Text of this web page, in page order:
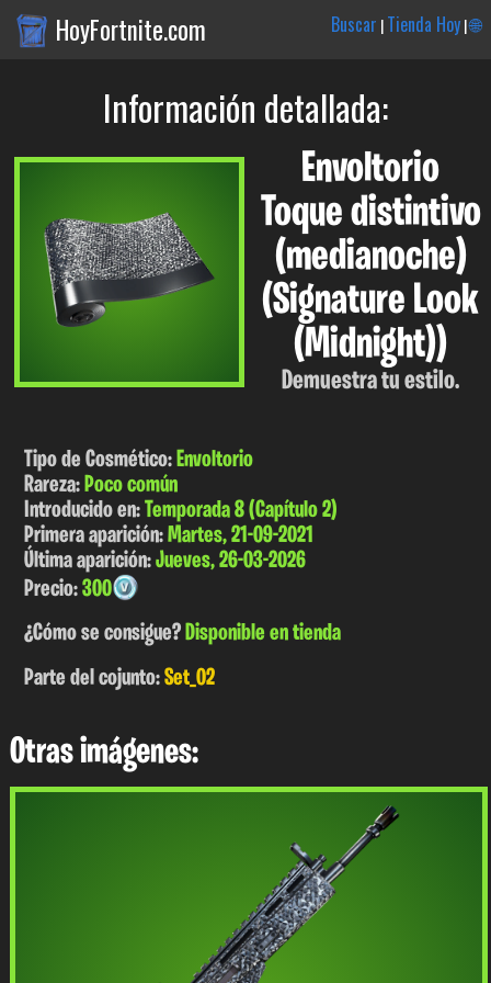
HoyFortnite.com Buscar |Tienda Hoy|🌐
Información detallada:
Envoltorio
Toque distintivo
(medianoche)
(Signature Look
(Midnight))
Demuestra tu estilo.
Tipo de Cosmético:Envoltorio
Rareza:Poco común
Introducido en:Temporada 8 (Capítulo 2)
Primera aparición:Martes, 21-09-2021
Última aparición:Jueves, 26-03-2026
Precio:300
¿Cómo se consigue?Disponible en tienda
Parte del cojunto:Set_02
Otras imágenes: